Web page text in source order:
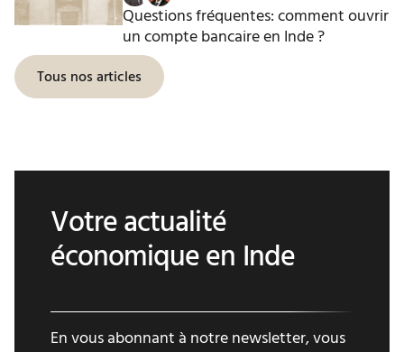
Questions fréquentes: comment ouvrir
un compte bancaire en Inde ?
Tous nos articles
Votre actualité
économique en Inde
En vous abonnant à notre newsletter, vous